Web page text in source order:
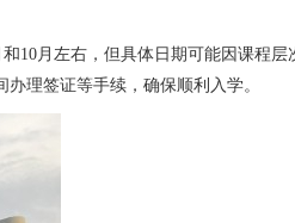
月左右，但具体日期可能因课程层
理签证等手续，确保顺利入学。